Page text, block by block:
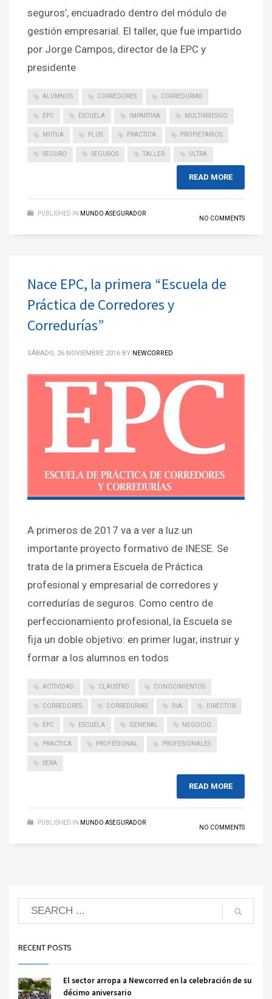
seguros’, encuadrado dentro del módulo de
gestión empresarial. El taller, que fue impartido
por Jorge Campos, director de la EPC y
presidente
ALUMNOS CORREDORES CORREDURIAS
EPC ESCUELA IMPARTIRA MULTIRRIESGO
MUTUA PLUS PRACTICA PROPIETARIOS
SEGURO SEGUROS TALLER ULTRA
READ MORE
PUBLISHED IN MUNDO ASEGURADOR
NO COMMENTS
Nace EPC, la primera “Escuela de
Práctica de Corredores y
Corredurías”
SÁBADO, 26 NOVIEMBRE 2016 BY NEWCORRED
A primeros de 2017 va a ver a luz un
importante proyecto formativo de INESE. Se
trata de la primera Escuela de Práctica
profesional y empresarial de corredores y
corredurías de seguros. Como centro de
perfeccionamiento profesional, la Escuela se
fija un doble objetivo: en primer lugar, instruir y
formar a los alumnos en todos
ACTIVIDAD CLAUSTRO CONOCIMIENTOS
CORREDORES CORREDURIAS DIA DIRECTOR
EPC ESCUELA GENERAL NEGOCIO
PRACTICA PROFESIONAL PROFESIONALES
SERA
READ MORE
PUBLISHED IN MUNDO ASEGURADOR
NO COMMENTS
RECENT POSTS
El sector arropa a Newcorred en la celebración de su
décimo aniversario